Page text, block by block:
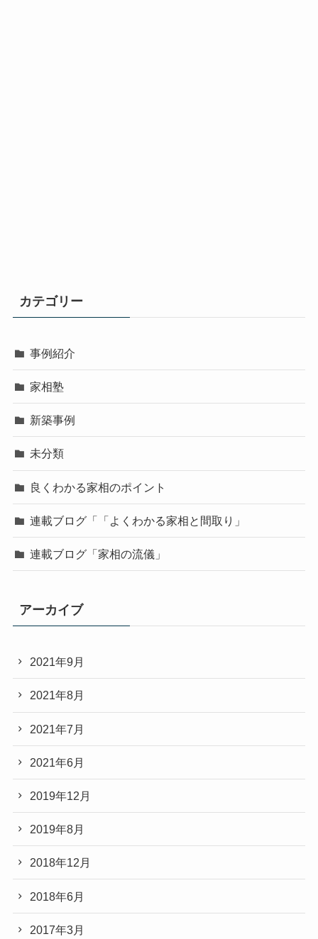
カテゴリー
事例紹介
家相塾
新築事例
未分類
良くわかる家相のポイント
連載ブログ「「よくわかる家相と間取り」
連載ブログ「家相の流儀」
アーカイブ
2021年9月
2021年8月
2021年7月
2021年6月
2019年12月
2019年8月
2018年12月
2018年6月
2017年3月